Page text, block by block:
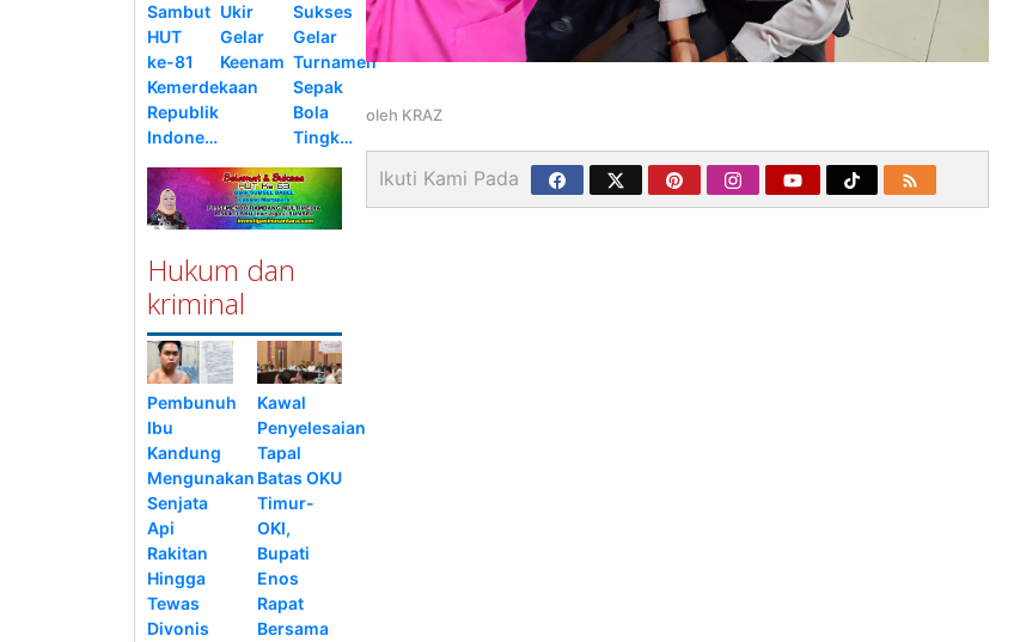
Sambut
HUT
ke-81
Kemerdekaan
Republik
Indone…
Ukir
Gelar
Keenam
Sukses
Gelar
Turnamen
Sepak
Bola
Tingk…
Hukum dan
kriminal
Pembunuh
Ibu
Kandung
Mengunakan
Senjata
Api
Rakitan
Hingga
Tewas
Divonis
Kawal
Penyelesaian
Tapal
Batas OKU
Timur-
OKI,
Bupati
Enos
Rapat
Bersama
oleh KRAZ
Ikuti Kami Pada